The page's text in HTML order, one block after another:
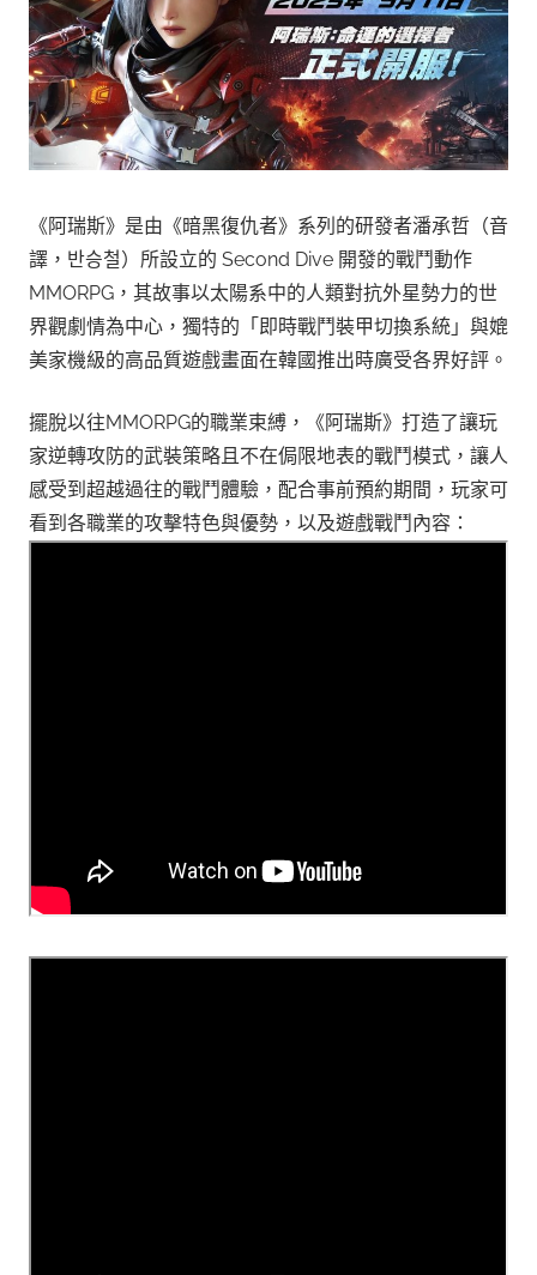
《阿瑞斯》是由《暗黑復仇者》系列的研發者潘承哲（音
譯，반승철）所設立的 Second Dive 開發的戰鬥動作
MMORPG，其故事以太陽系中的人類對抗外星勢力的世
界觀劇情為中心，獨特的「即時戰鬥裝甲切換系統」與媲
美家機級的高品質遊戲畫面在韓國推出時廣受各界好評。
擺脫以往MMORPG的職業束縛，《阿瑞斯》打造了讓玩
家逆轉攻防的武裝策略且不在侷限地表的戰鬥模式，讓人
感受到超越過往的戰鬥體驗，配合事前預約期間，玩家可
看到各職業的攻擊特色與優勢，以及遊戲戰鬥內容：